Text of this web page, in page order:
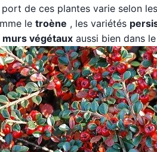
port de ces plantes varie selon
le troène , les variétés
murs végétaux aussi bien dans